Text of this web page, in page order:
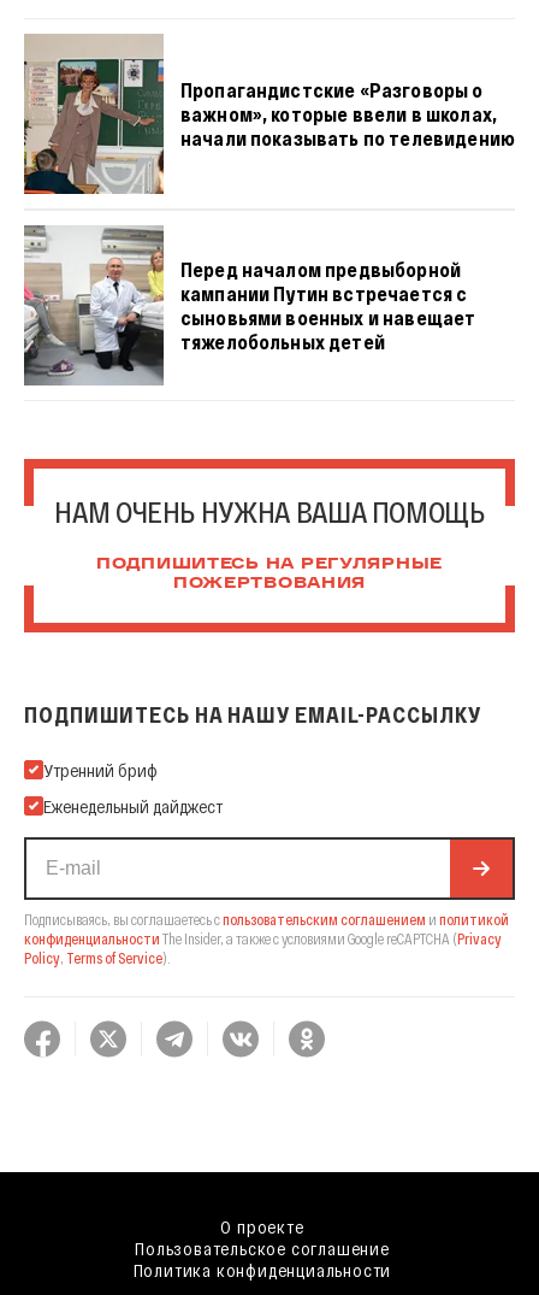
Пропагандистские «Разговоры о
важном», которые ввели в школах,
начали показывать по телевидению
Перед началом предвыборной
кампании Путин встречается с
сыновьями военных и навещает
тяжелобольных детей
НАМ ОЧЕНЬ НУЖНА ВАША ПОМОЩЬ
ПОДПИШИТЕСЬ НА РЕГУЛЯРНЫЕ
ПОЖЕРТВОВАНИЯ
ПОДПИШИТЕСЬ НА НАШУ EMAIL-РАССЫЛКУ
Подпишитесь на нашу Email-рассылку
Утренний бриф
Еженедельный дайджест
Подписываясь, вы соглашаетесь спользовательским соглашением и политикой
конфиденциальности The Insider, а также с условиями Google reCAPTCHA (Privacy
Policy, Terms of Service).
О проекте
Пользовательское соглашение
Политика конфиденциальности